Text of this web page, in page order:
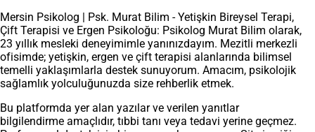
Mersin Psikolog | Psk. Murat Bilim - Yetişkin Bireysel Terapi,
Çift Terapisi ve Ergen Psikoloğu: Psikolog Murat Bilim olarak,
23 yıllık mesleki deneyimimle yanınızdayım. Mezitli merkezli
ofisimde; yetişkin, ergen ve çift terapisi alanlarında bilimsel
temelli yaklaşımlarla destek sunuyorum. Amacım, psikolojik
sağlamlık yolculuğunuzda size rehberlik etmek.
Bu platformda yer alan yazılar ve verilen yanıtlar
bilgilendirme amaçlıdır, tıbbi tanı veya tedavi yerine geçmez.